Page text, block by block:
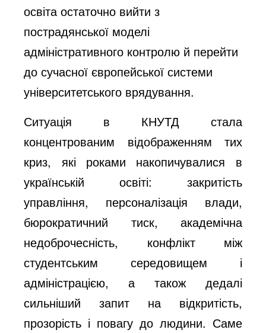
освіта остаточно вийти з
пострадянської моделі
адміністративного контролю й перейти
до сучасної європейської системи
університетського врядування.
Ситуація в КНУТД стала
концентрованим відображенням тих
криз, які роками накопичувалися в
українській освіті: закритість
управління, персоналізація влади,
бюрократичний тиск, академічна
недоброчесність, конфлікт між
студентським середовищем і
адміністрацією, а також дедалі
сильніший запит на відкритість,
прозорість і повагу до людини. Саме